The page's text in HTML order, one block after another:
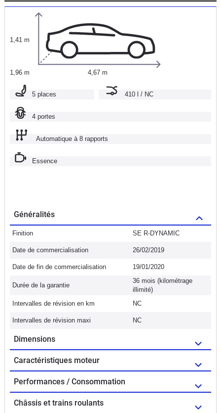
1,41 m
1,96 m 4,67 m
5 places 410 l / NC
4 portes
Automatique à 8 rapports
Essence
Généralités
Finition SE R-DYNAMIC
Date de commercialisation 26/02/2019
Date de fin de commercialisation 19/01/2020
Durée de la garantie
36 mois (kilométrage
illimité)
Intervalles de révision en km
NC
Intervalles de révision maxi NC
Dimensions
Caractéristiques moteur
Performances / Consommation
Châssis et trains roulants